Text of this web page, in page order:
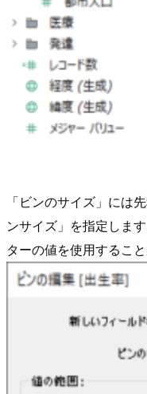
「ビンのサイズ」には
ンサイズ」を指定しま
ターの値を使用するこ